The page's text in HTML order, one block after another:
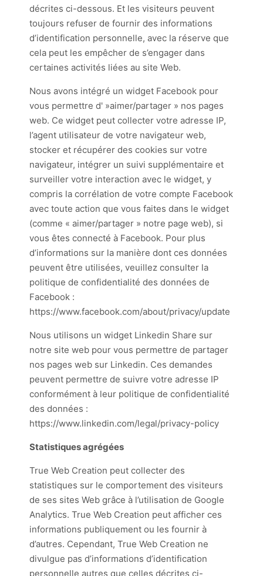
décrites ci-dessous. Et les visiteurs peuvent
toujours refuser de fournir des informations
d’identification personnelle, avec la réserve que
cela peut les empêcher de s’engager dans
certaines activités liées au site Web.
Nous avons intégré un widget Facebook pour
vous permettre d' »aimer/partager » nos pages
web. Ce widget peut collecter votre adresse IP,
l’agent utilisateur de votre navigateur web,
stocker et récupérer des cookies sur votre
navigateur, intégrer un suivi supplémentaire et
surveiller votre interaction avec le widget, y
compris la corrélation de votre compte Facebook
avec toute action que vous faites dans le widget
(comme « aimer/partager » notre page web), si
vous êtes connecté à Facebook. Pour plus
d’informations sur la manière dont ces données
peuvent être utilisées, veuillez consulter la
politique de confidentialité des données de
Facebook :
https://www.facebook.com/about/privacy/update
Nous utilisons un widget Linkedin Share sur
notre site web pour vous permettre de partager
nos pages web sur Linkedin. Ces demandes
peuvent permettre de suivre votre adresse IP
conformément à leur politique de confidentialité
des données :
https://www.linkedin.com/legal/privacy-policy
Statistiques agrégées
True Web Creation peut collecter des
statistiques sur le comportement des visiteurs
de ses sites Web grâce à l’utilisation de Google
Analytics. True Web Creation peut afficher ces
informations publiquement ou les fournir à
d’autres. Cependant, True Web Creation ne
divulgue pas d’informations d’identification
personnelle autres que celles décrites ci-